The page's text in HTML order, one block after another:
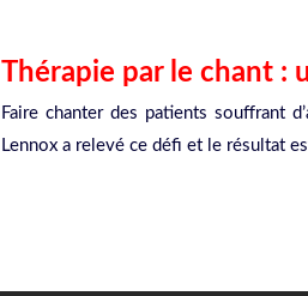
Thérapie par le chant :
Faire chanter des patients souffrant
Lennox a relevé ce défi et le résultat